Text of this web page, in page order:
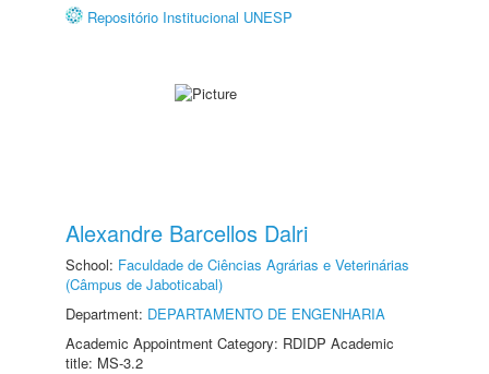
Repositório Institucional UNESP
Alexandre Barcellos Dalri
School: Faculdade de Ciências Agrárias e Veterinárias
(Câmpus de Jaboticabal)
Department: DEPARTAMENTO DE ENGENHARIA
Academic Appointment Category: RDIDP Academic
title: MS-3.2